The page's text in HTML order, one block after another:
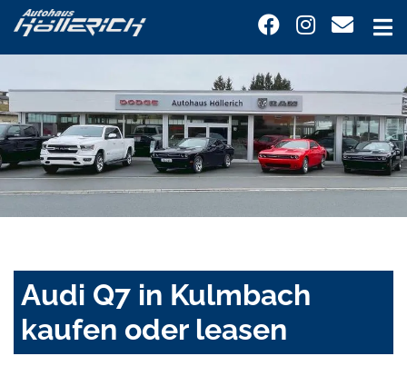
Audi Q7 in Kulmbach
kaufen oder leasen